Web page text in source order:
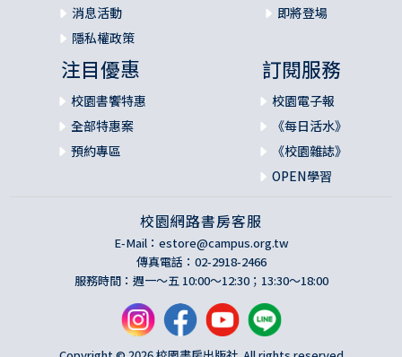
消息活動
隱私權政策
即將登場
注目優惠
校園書饗特惠
全部特惠案
預約專區
訂閱服務
校園電子報
《每日活水》
《校園雜誌》
OPEN學習
校園網路書房客服
E-Mail： estore@campus.org.tw
傳真電話：02-2918-2466
服務時間：週一～五 10:00～12:30；13:30～18:00